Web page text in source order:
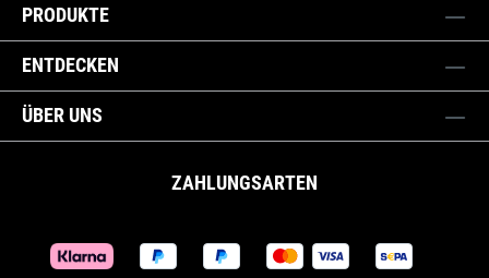
PRODUKTE
ENTDECKEN
ÜBER UNS
ZAHLUNGSARTEN